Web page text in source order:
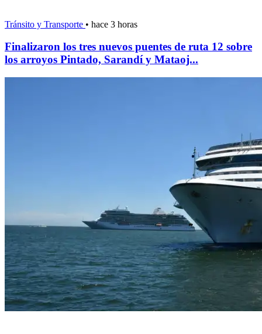
Tránsito y Transporte • hace 3 horas
Finalizaron los tres nuevos puentes de ruta 12 sobre
los arroyos Pintado, Sarandí y Mataoj...